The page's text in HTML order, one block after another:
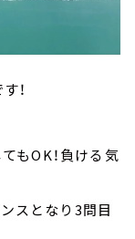
！
もOK！負ける気
スとなり3問目